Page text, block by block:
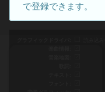
で登録できます。